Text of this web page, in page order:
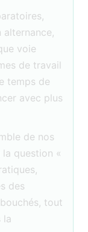
alternance,
voie
de travail
temps de
avec plus
de nos
question «
des
tout
la